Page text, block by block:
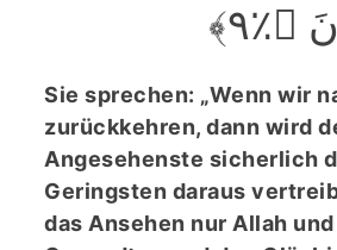
Sie sprechen: „Wenn wir
zurückkehren, dann wird
Angesehenste sicherlich
Geringsten daraus
das Ansehen nur Allah